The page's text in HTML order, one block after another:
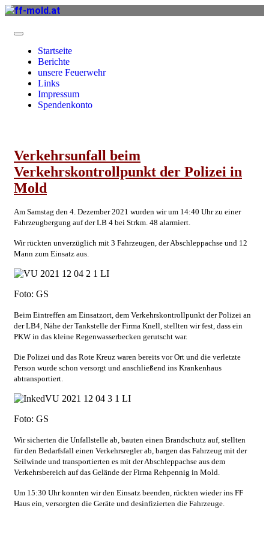
Startseite
Berichte
unsere Feuerwehr
Links
Impressum
Spendenkonto
Verkehrsunfall beim
Verkehrskontrollpunkt der Polizei in
Mold
Am Samstag den 4. Dezember 2021 wurden wir um 14:40 Uhr zu einer
Fahrzeugbergung auf der LB 4 bei Strkm. 48 alarmiert.
Wir rückten unverzüglich mit 3 Fahrzeugen, der Abschleppachse und 12
Mann zum Einsatz aus.
Foto: GS
Beim Eintreffen am Einsatzort, dem Verkehrskontrollpunkt der Polizei an
der LB4, Nähe der Tankstelle der Firma Knell, stellten wir fest, dass ein
PKW in das kleine Regenwasserbecken gerutscht war.
Die Polizei und das Rote Kreuz waren bereits vor Ort und die verletzte
Person wurde schon versorgt und anschließend ins Krankenhaus
abtransportiert.
Foto: GS
Wir sicherten die Unfallstelle ab, bauten einen Brandschutz auf, stellten
für den Bedarfsfall einen Verkehrsregler ab, bargen das Fahrzeug mit der
Seilwinde und transportierten es mit der Abschleppachse aus dem
Verkehrsbereich auf das Gelände der Firma Rehpennig in Mold.
Um 15:30 Uhr konnten wir den Einsatz beenden, rückten wieder ins FF
Haus ein, versorgten die Geräte und desinfizierten die Fahrzeuge.